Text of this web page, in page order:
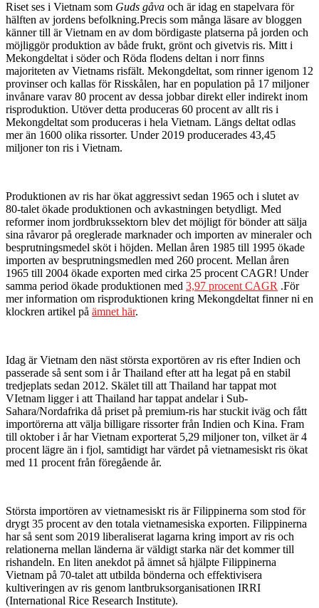
Riset ses i Vietnam som Guds gåva och är idag en stapelvara för
hälften av jordens befolkning.Precis som många läsare av bloggen
känner till är Vietnam en av dom bördigaste platserna på jorden och
möjliggör produktion av både frukt, grönt och givetvis ris. Mitt i
Mekongdeltat i söder och Röda flodens deltan i norr finns
majoriteten av Vietnams risfält. Mekongdeltat, som rinner igenom 12
provinser och kallas för Risskålen, har en population på 17 miljoner
invånare varav 80 procent av dessa jobbar direkt eller indirekt inom
risproduktion. Utöver detta produceras 60 procent av allt ris i
Mekongdeltat som produceras i hela Vietnam. Längs deltat odlas
mer än 1600 olika rissorter. Under 2019 producerades 43,45
miljoner ton ris i Vietnam.
Produktionen av ris har ökat aggressivt sedan 1965 och i slutet av
80-talet ökade produktionen och avkastningen betydligt. Med
reformer inom jordbrukssektorn blev det möjligt för bönder att sälja
sina råvaror på oreglerade marknader och importen av mineraler och
besprutningsmedel sköt i höjden. Mellan åren 1985 till 1995 ökade
importen av besprutningsmedlen med 260 procent. Mellan åren
1965 till 2004 ökade exporten med cirka 25 procent CAGR! Under
samma period ökade produktionen med 3,97 procent CAGR .För
mer information om risproduktionen kring Mekongdeltat finner ni en
klockren artikel på ämnet här.
Idag är Vietnam den näst största exportören av ris efter Indien och
passerade så sent som i år Thailand efter att ha legat på en stabil
tredjeplats sedan 2012. Skälet till att Thailand har tappat mot
VIetnam ligger i att Thailand har tappat andelar i Sub-
Sahara/Nordafrika då priset på premium-ris har stuckit iväg och fått
importörerna att välja billigare rissorter från Indien och Kina. Fram
till oktober i år har Vietnam exporterat 5,29 miljoner ton, vilket är 4
procent lägre än i fjol, samtidigt har värdet på vietnamesiskt ris ökat
med 11 procent från föregående år.
Största importören av vietnamesiskt ris är Filippinerna som stod för
drygt 35 procent av den totala vietnamesiska exporten. Filippinerna
har så sent som 2019 liberaliserat lagarna kring import av ris och
relationerna mellan länderna är väldigt starka när det kommer till
rishandeln. En liten anekdot på ämnet så hjälpte Filippinerna
Vietnam på 70-talet att utbilda bönderna och effektivisera
kultiveringen av ris genom lantbruksorganisationen IRRI
(International Rice Research Institute).